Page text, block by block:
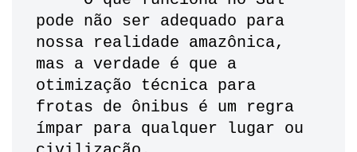
pode não ser adequado para
nossa realidade amazônica,
mas a verdade é que a
otimização técnica para
frotas de ônibus é um regra
ímpar para qualquer lugar ou